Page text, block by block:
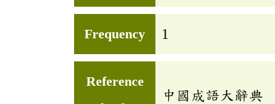
Frequency 1
Reference
中國成語大辭典